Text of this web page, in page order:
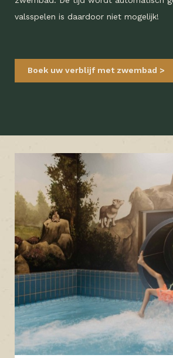
valsspelen is daardoor niet mogelijk!
Boek uw verblijf met zwembad